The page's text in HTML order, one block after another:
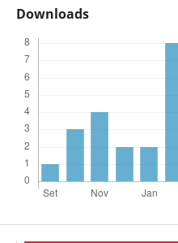
Downloads